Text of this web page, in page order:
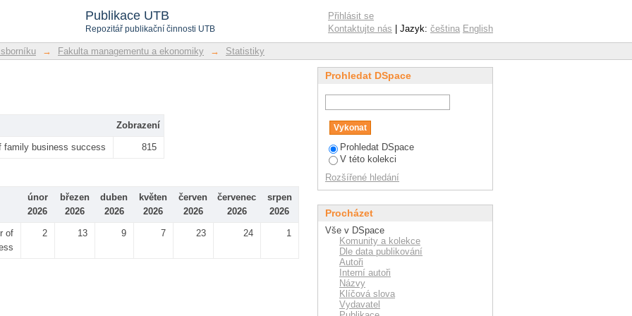
Publikace UTB
Repozitář publikační činnosti UTB
Přihlásit se
Kontaktujte nás | Jazyk: čeština English
→ Fakulta managementu a ekonomiky → Statistiky
Zobrazení
family business success 815
únor
2026
březen
2026
duben
2026
květen
2026
červen
2026
červenec
2026
srpen
2026
of
2 13 9 7 23 24 1
Prohledat DSpace
Prohledat DSpace
V této kolekci
Rozšířené hledání
Procházet
Vše v DSpace
Komunity a kolekce
Dle data publikování
Autoři
Interní autoři
Názvy
Klíčová slova
Vydavatel